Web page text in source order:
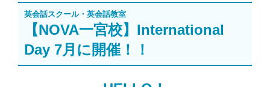
稿
日:
英会話スクール・英会話教室
【NOVA一宮校】International
Day 7月に開催！！